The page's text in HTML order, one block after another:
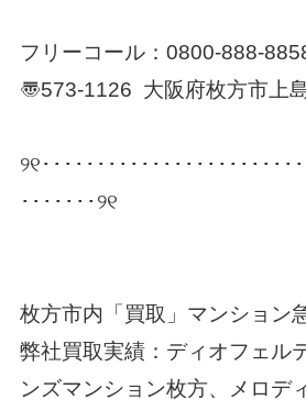
フリーコール： 0800-888-
〠573-1126 大阪府枚方市上
୨୧･･･････････････････････
･･･････୨୧
枚方市内「買取」マンション
弊社買取実績： ディオフェル
ンズマンション枚方、メロデ